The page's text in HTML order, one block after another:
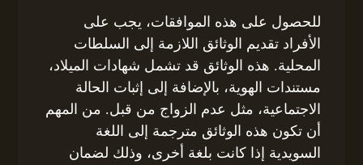
للحصول على هذه الموافقات، يجب على
الأفراد تقديم الوثائق اللازمة إلى السلطات
المحلية. هذه الوثائق قد تشمل شهادات الميلاد،
مستندات الهوية، بالإضافة إلى إثبات الحالة
الاجتماعية، مثل عدم الزواج من قبل. من المهم
أن تكون هذه الوثائق مترجمة إلى اللغة
السويدية إذا كانت بلغة أخرى، وذلك لضمان